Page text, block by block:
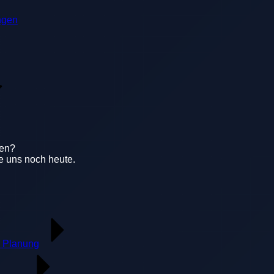
uns noch heute.
Planung